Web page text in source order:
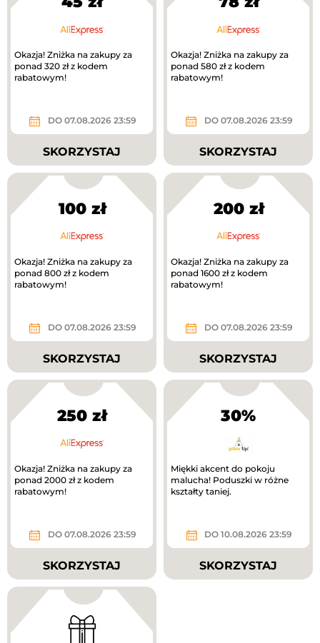
Okazja! Zniżka na zakupy za
ponad 320 zł z kodem
rabatowym!
DO 07.08.2026 23:59
SKORZYSTAJ
Okazja! Zniżka na zakupy za
ponad 580 zł z kodem
rabatowym!
DO 07.08.2026 23:59
SKORZYSTAJ
100 zł
Okazja! Zniżka na zakupy za
ponad 800 zł z kodem
rabatowym!
DO 07.08.2026 23:59
SKORZYSTAJ
200 zł
Okazja! Zniżka na zakupy za
ponad 1600 zł z kodem
rabatowym!
DO 07.08.2026 23:59
SKORZYSTAJ
250 zł
Okazja! Zniżka na zakupy za
ponad 2000 zł z kodem
rabatowym!
DO 07.08.2026 23:59
SKORZYSTAJ
30%
Miękki akcent do pokoju
malucha! Poduszki w różne
kształty taniej.
DO 10.08.2026 23:59
SKORZYSTAJ